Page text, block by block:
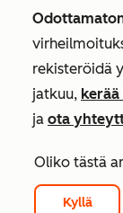
rekisteröidä
jatkuu,
ja ota
Oliko tästä
Kyllä